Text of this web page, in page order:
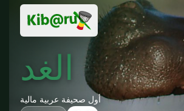
الغد
أول صحيفة عربية مالية